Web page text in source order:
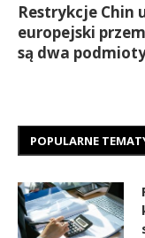
Restrykcje Chin
europejski
są dwa
POPULARNE